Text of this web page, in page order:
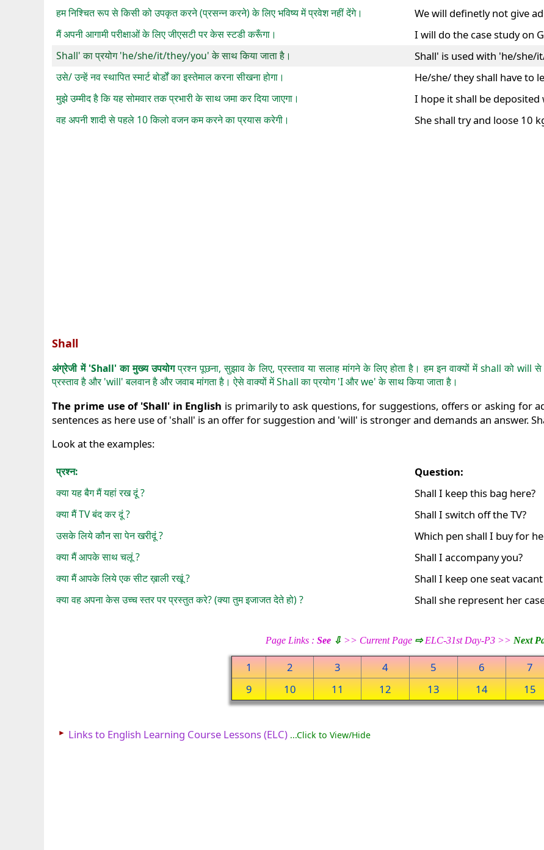
हम निश्चित रूप से किसी को उपकृत करने (प्रसन्न करने) के लिए भविष्य में प्रवेश नहीं देंगे। We will definetly not give
मैं अपनी आगामी परीक्षाओं के लिए जीएसटी पर केस स्टडी करूँगा। I will do the case study on
Shall' का प्रयोग 'he/she/it/they/you' के साथ किया जाता है। Shall' is used with 'he/she/
उसे/ उन्हें नव स्थापित स्मार्ट बोर्डों का इस्तेमाल करना सीखना होगा। He/she/ they shall have to
मुझे उम्मीद है कि यह सोमवार तक प्रभारी के साथ जमा कर दिया जाएगा। I hope it shall be
वह अपनी शादी से पहले 10 किलो वजन कम करने का प्रयास करेगी। She shall try and loose 10
Shall
अंग्रेजी में 'Shall' का मुख्य उपयोगप्रश्न पूछना, सुझाव के लिए, प्रस्ताव या सलाह मांगने के लिए होता है। हम इन वाक्यों में shall को
प्रस्ताव है और 'will' बलवान है और जवाब मांगता है। ऐसे वाक्यों में Shall का प्रयोग 'I और we' के साथ किया जाता है।
The prime use of 'Shall' in English is primarily to ask questions, for suggestions, offers or asking for
sentences as here use of 'shall' is an offer for suggestion and 'will' is stronger and demands an answer.
Look at the examples:
प्रश्न: Question:
क्या यह बैग मैं यहां रख दूं ? Shall I keep this bag here?
क्या मैं TV बंद कर दूं ? Shall I switch off the TV?
उसके लिये कौन सा पेन खरीदूं ? Which pen shall I buy for
क्या मैं आपके साथ चलूं ? Shall I accompany you?
क्या मैं आपके लिये एक सीट ख़ाली रखूं ? Shall I keep one seat
क्या वह अपना केस उच्च स्तर पर प्रस्तुत करे? (क्या तुम इजाजत देते हो) ? Shall she represent her
Page Links : See ⇩ >> Current Page ⇨ELC-31st Day-P3 >> Next
1 2 3 4 5 6 7
9
10 11 12 13 14 15
► Links to English Learning Course Lessons (ELC) ...Click to View/Hide